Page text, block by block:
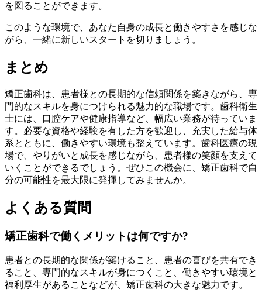
を図ることができます。
このような環境で、あなた自身の成長と働きやすさを感じな
がら、一緒に新しいスタートを切りましょう。
まとめ
矯正歯科は、患者様との長期的な信頼関係を築きながら、専
門的なスキルを身につけられる魅力的な職場です。歯科衛生
士には、口腔ケアや健康指導など、幅広い業務が待っていま
す。必要な資格や経験を有した方を歓迎し、充実した給与体
系とともに、働きやすい環境も整えています。歯科医療の現
場で、やりがいと成長を感じながら、患者様の笑顔を支えて
いくことができるでしょう。ぜひこの機会に、矯正歯科で自
分の可能性を最大限に発揮してみませんか。
よくある質問
矯正歯科で働くメリットは何ですか?
患者との長期的な関係が築けること、患者の喜びを共有でき
ること、専門的なスキルが身につくこと、働きやすい環境と
福利厚生があることなどが、矯正歯科の大きな魅力です。